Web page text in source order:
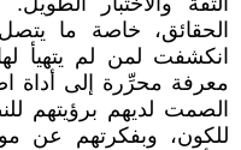
الحقائق، خاصة ما
انكشفت لمن لم يتهيأ
معرفة محرِّرة إلى أداة
الصمت لديهم برؤيتهم
للكون، وبفكرتهم عن